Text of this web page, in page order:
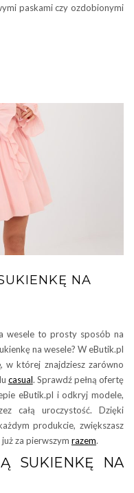
paskami czy ozdobionymi
NA
wesele to prosty sposób na
na wesele? W eButik.pl
, w której znajdziesz zarówno
casual. Sprawdź pełną ofertę
eButik.pl i odkryj modele,
całą uroczystość. Dzięki
produkcie, zwiększasz
za pierwszym razem.
SUKIENKĘ NA